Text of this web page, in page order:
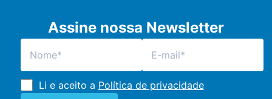
Assine nossa Newsletter
Li e aceito a Política de privacidade